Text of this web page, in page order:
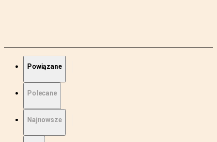
Powiązane
Polecane
Najnowsze